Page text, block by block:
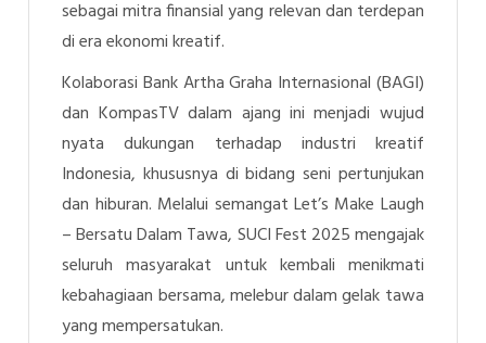
sebagai mitra finansial yang relevan dan terdepan
di era ekonomi kreatif.
Kolaborasi Bank Artha Graha Internasional (BAGI)
dan KompasTV dalam ajang ini menjadi wujud
nyata dukungan terhadap industri kreatif
Indonesia, khususnya di bidang seni pertunjukan
dan hiburan. Melalui semangat Let’s Make Laugh
– Bersatu Dalam Tawa, SUCI Fest 2025 mengajak
seluruh masyarakat untuk kembali menikmati
kebahagiaan bersama, melebur dalam gelak tawa
yang mempersatukan.